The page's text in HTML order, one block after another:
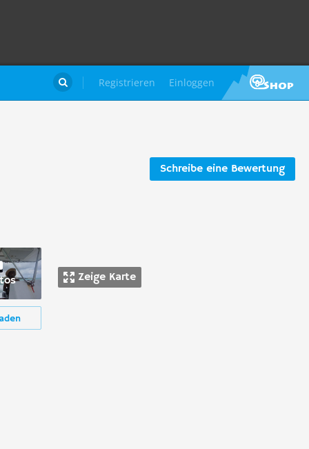
Registrieren Einloggen

Schreibe eine Bewertung
Zeige Karte